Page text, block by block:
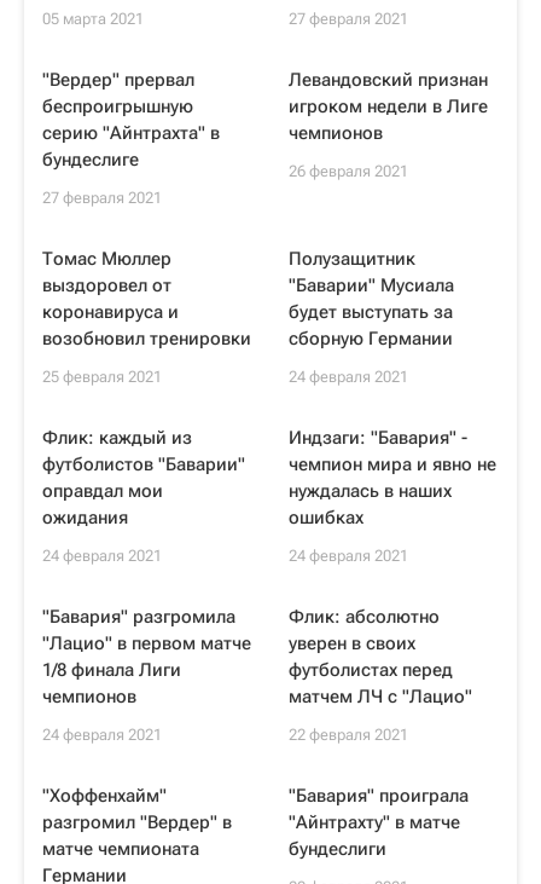
05 марта 2021 27 февраля 2021
"Вердер" прервал
беспроигрышную
серию "Айнтрахта" в
бундеслиге
27 февраля 2021
Левандовский признан
игроком недели в Лиге
чемпионов
26 февраля 2021
Томас Мюллер
выздоровел от
коронавируса и
возобновил тренировки
25 февраля 2021
Полузащитник
"Баварии" Мусиала
будет выступать за
сборную Германии
24 февраля 2021
Флик: каждый из
футболистов "Баварии"
оправдал мои
ожидания
24 февраля 2021
Индзаги: "Бавария" -
чемпион мира и явно не
нуждалась в наших
ошибках
24 февраля 2021
"Бавария" разгромила
"Лацио" в первом матче
1/8 финала Лиги
чемпионов
24 февраля 2021
Флик: абсолютно
уверен в своих
футболистах перед
матчем ЛЧ с "Лацио"
22 февраля 2021
"Хоффенхайм"
разгромил "Вердер" в
матче чемпионата
Германии
"Бавария" проиграла
"Айнтрахту" в матче
бундеслиги